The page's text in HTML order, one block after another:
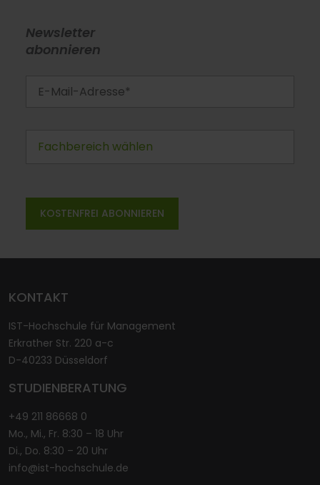
Newsletter
abonnieren
KONTAKT
IST-Hochschule für Management
Erkrather Str. 220 a-c
D-40233 Düsseldorf
STUDIENBERATUNG
+49 211 86668 0
Mo., Mi., Fr. 8:30 – 18 Uhr
Di., Do. 8:30 – 20 Uhr
info@ist-hochschule.de